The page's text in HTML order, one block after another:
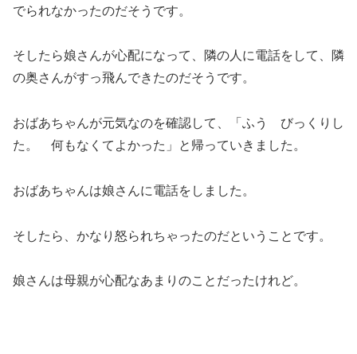
でられなかったのだそうです。
そしたら娘さんが心配になって、隣の人に電話をして、隣
の奥さんがすっ飛んできたのだそうです。
おばあちゃんが元気なのを確認して、「ふう びっくりし
た。 何もなくてよかった」と帰っていきました。
おばあちゃんは娘さんに電話をしました。
そしたら、かなり怒られちゃったのだということです。
娘さんは母親が心配なあまりのことだったけれど。